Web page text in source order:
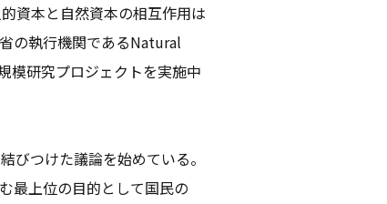
資本と自然資本の相互作用は
の執行機関であるNatural
模研究プロジェクトを実施中
びつけた議論を始めている。
最上位の目的として国民の